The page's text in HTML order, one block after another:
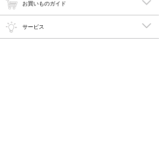
お買いものガイド
サービス